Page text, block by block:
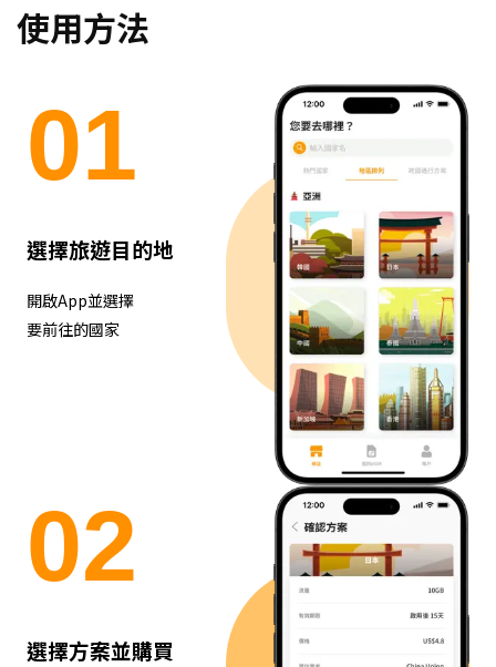
使用方法
01
選擇旅遊目的地
開啟App並選擇
要前往的國家
02
選擇方案並購買